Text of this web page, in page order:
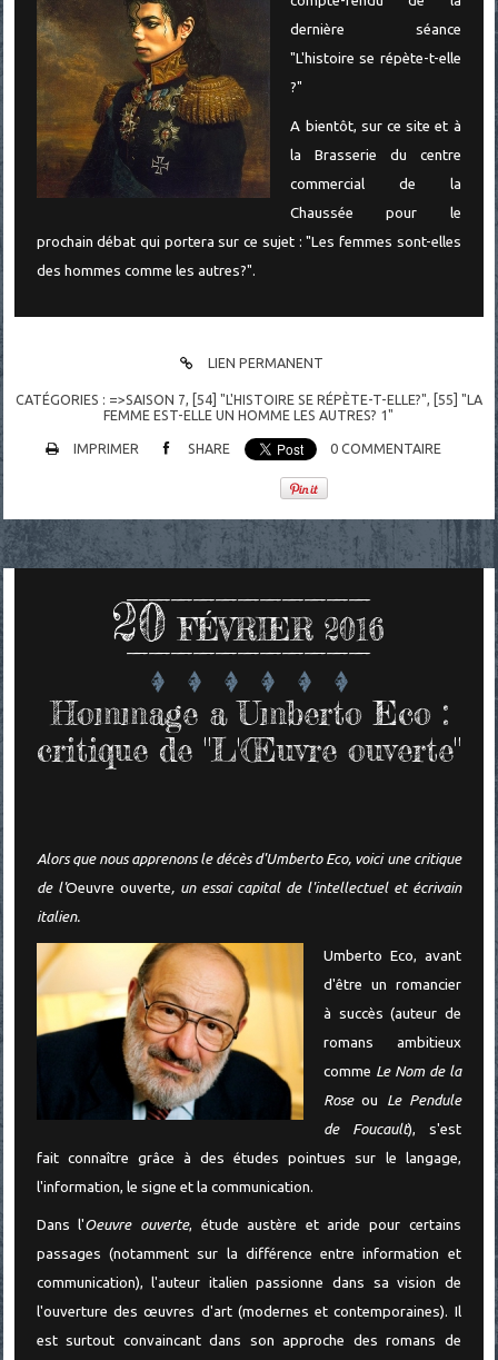
dernière séance
"L'histoire se répète-t-elle
?"
A bientôt, sur ce site et à
la Brasserie du centre
commercial de la
Chaussée pour le
prochain débat qui portera sur ce sujet : "Les femmes sont-elles
des hommes comme les autres?".
LIEN PERMANENT
CATÉGORIES : =>SAISON 7 [54] "L'HISTOIRE SE RÉPÈTE-T-ELLE?"
[55] "LA
FEMME EST-ELLE UN HOMME LES AUTRES? 1"
IMPRIMER SHARE 0 COMMENTAIRE
20 FÉVRIER 2016
Hommage a Umberto Eco :
critique de "L'Œuvre ouverte"
Alors que nous apprenons le décès d'Umberto Eco, voici une critique
de l'Oeuvre ouverte, un essai capital de l'intellectuel et écrivain
italien.
Umberto Eco, avant
d'être un romancier
à succès (auteur de
romans ambitieux
comme Le Nom de la
Roseou Le Pendule
de Foucault), s'est
fait connaître grâce à des études pointues sur le langage,
l'information, le signe et la communication.
Dans l'Oeuvre ouverte, étude austère et aride pour certains
passages (notamment sur la différence entre information et
communication), l'auteur italien passionne dans sa vision de
l'ouverture des œuvres d'art (modernes et contemporaines). Il
est surtout convaincant dans son approche des romans de